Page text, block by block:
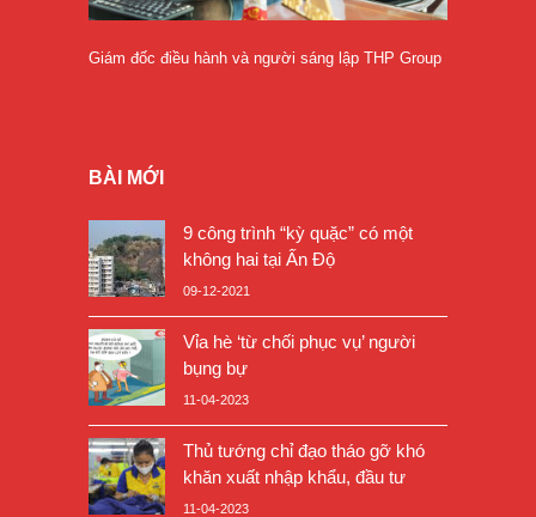
Giám đốc điều hành và người sáng lập THP Group
BÀI MỚI
9 công trình “kỳ quặc” có một
không hai tại Ấn Độ
09-12-2021
Vỉa hè ‘từ chối phục vụ’ người
bụng bự
11-04-2023
Thủ tướng chỉ đạo tháo gỡ khó
khăn xuất nhập khẩu, đầu tư
11-04-2023